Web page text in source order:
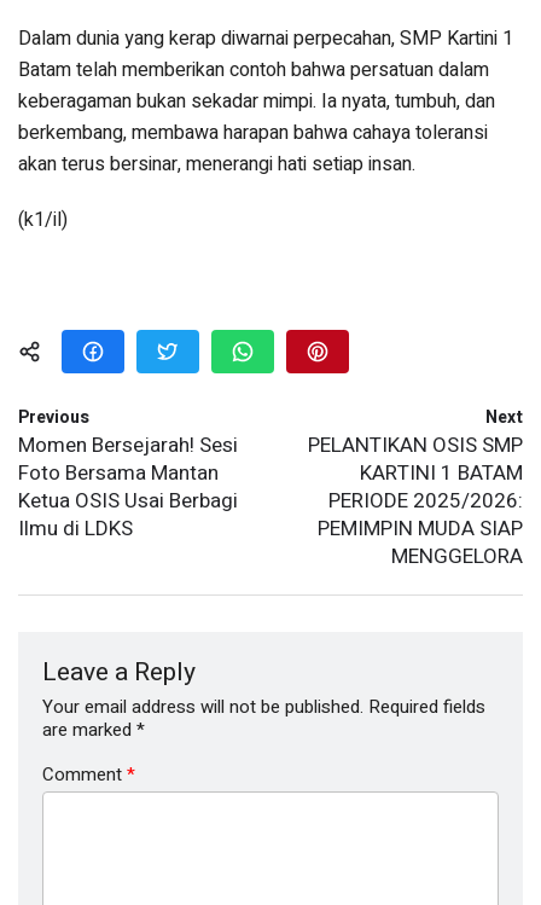
Dalam dunia yang kerap diwarnai perpecahan, SMP Kartini 1
Batam telah memberikan contoh bahwa persatuan dalam
keberagaman bukan sekadar mimpi. Ia nyata, tumbuh, dan
berkembang, membawa harapan bahwa cahaya toleransi
akan terus bersinar, menerangi hati setiap insan.
(k1/il)
Previous
Momen Bersejarah! Sesi
Foto Bersama Mantan
Ketua OSIS Usai Berbagi
Ilmu di LDKS
Next
PELANTIKAN OSIS SMP
KARTINI 1 BATAM
PERIODE 2025/2026:
PEMIMPIN MUDA SIAP
MENGGELORA
Leave a Reply
Your email address will not be published. Required fields
are marked *
Comment*